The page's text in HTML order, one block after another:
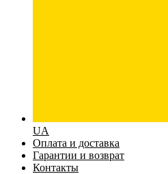
UA
Оплата и доставка
Гарантии и возврат
Контакты